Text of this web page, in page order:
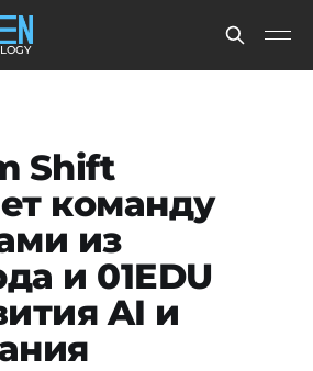
Shift
команду
из
и 01EDU
AI и